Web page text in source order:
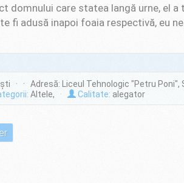
domnului care statea langă urne, el a
fi adusă inapoi foaia respectivă, eu
· · Adresă: Liceul Tehnologic "Petru Poni",
Altele, · Calitate: alegator